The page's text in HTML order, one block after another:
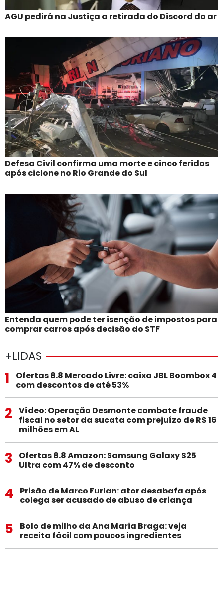
AGU pedirá na Justiça a retirada do Discord do ar
Defesa Civil confirma uma morte e cinco feridos
após ciclone no Rio Grande do Sul
Entenda quem pode ter isenção de impostos para
comprar carros após decisão do STF
+LIDAS
1
Ofertas 8.8 Mercado Livre: caixa JBL Boombox 4
com descontos de até 53%
2
Vídeo: Operação Desmonte combate fraude
fiscal no setor da sucata com prejuízo de R$ 16
milhões em AL
3
Ofertas 8.8 Amazon: Samsung Galaxy S25
Ultra com 47% de desconto
4
Prisão de Marco Furlan: ator desabafa após
colega ser acusado de abuso de criança
5
Bolo de milho da Ana Maria Braga: veja
receita fácil com poucos ingredientes